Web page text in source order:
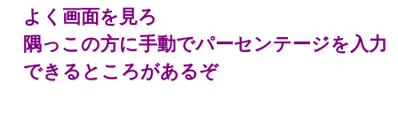
よく画面を見ろ
隅っこの方に手動でパーセンテージを入力
できるところがあるぞ